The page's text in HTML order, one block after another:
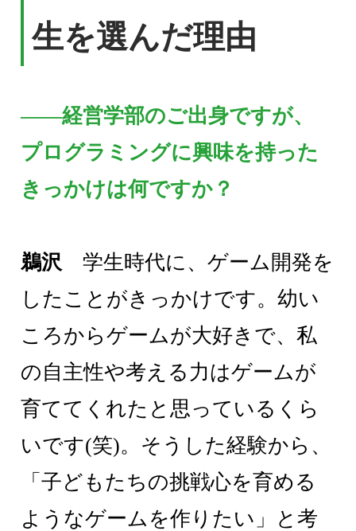
生を選んだ理由
――経営学部のご出身ですが、
プログラミングに興味を持った
きっかけは何ですか？
鵜沢 学生時代に、ゲーム開発を
したことがきっかけです。幼い
ころからゲームが大好きで、私
の自主性や考える力はゲームが
育ててくれたと思っているくら
いです(笑)。そうした経験から、
「子どもたちの挑戦心を育める
ようなゲームを作りたい」と考